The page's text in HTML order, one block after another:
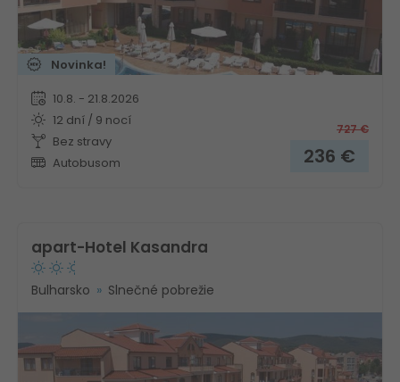
Novinka!
10.8. - 21.8.2026
12 dní / 9 nocí
Bez stravy
Autobusom
727€
236 €
apart-Hotel Kasandra
Bulharsko Slnečné pobrežie